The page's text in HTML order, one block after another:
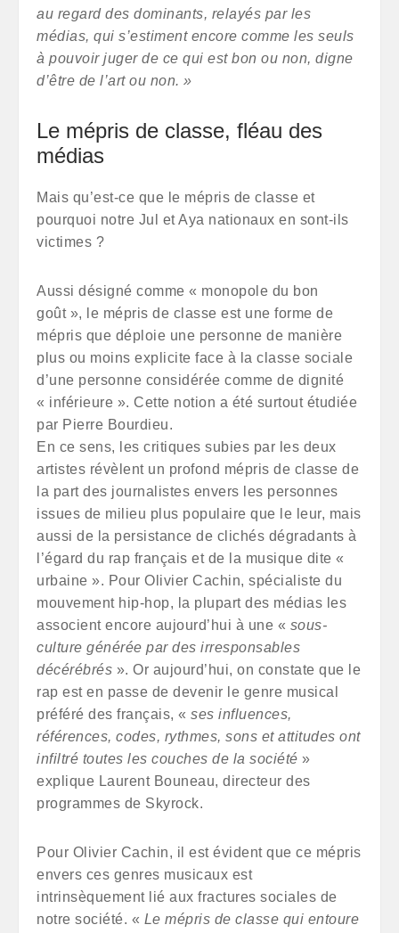
au regard des dominants, relayés par les
médias, qui s’estiment encore comme les seuls
à pouvoir juger de ce qui est bon ou non, digne
d’être de l’art ou non. »
Le mépris de classe, fléau des
médias
Mais qu’est-ce que le mépris de classe et
pourquoi notre Jul et Aya nationaux en sont-ils
victimes ?
Aussi désigné comme « monopole du bon
goût », le mépris de classe est une forme de
mépris que déploie une personne de manière
plus ou moins explicite face à la classe sociale
d’une personne considérée comme de dignité
« inférieure ». Cette notion a été surtout étudiée
par Pierre Bourdieu.
En ce sens, les critiques subies par les deux
artistes révèlent un profond mépris de classe de
la part des journalistes envers les personnes
issues de milieu plus populaire que le leur, mais
aussi de la persistance de clichés dégradants à
l’égard du rap français et de la musique dite «
urbaine ». Pour Olivier Cachin, spécialiste du
mouvement hip-hop, la plupart des médias les
associent encore aujourd’hui à une « sous-
culture générée par des irresponsables
décérébrés ». Or aujourd’hui, on constate que le
rap est en passe de devenir le genre musical
préféré des français, « ses influences,
références, codes, rythmes, sons et attitudes ont
infiltré toutes les couches de la société »
explique Laurent Bouneau, directeur des
programmes de Skyrock.
Pour Olivier Cachin, il est évident que ce mépris
envers ces genres musicaux est
intrinsèquement lié aux fractures sociales de
notre société. « Le mépris de classe qui entoure